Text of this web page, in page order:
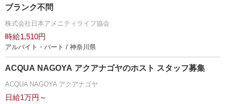
ブランク不問
株式会社日本アメニティライフ協会
時給1,510円
アルバイト・パート / 神奈川県
ACQUA NAGOYA アクアナゴヤのホスト スタッフ募集
ACQUA NAGOYA アクアナゴヤ
日給1万円～